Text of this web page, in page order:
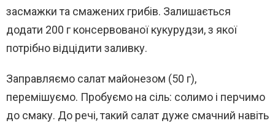
засмажки та смажених грибів. Залишається
додати 200 г консервованої кукурудзи, з якої
потрібно відцідити заливку.
Заправляємо салат майонезом (50 г),
перемішуємо. Пробуємо на сіль: солимо і перчимо
до смаку. До речі, такий салат дуже смачний навіть